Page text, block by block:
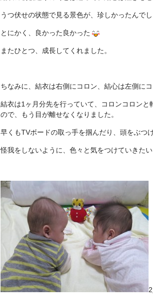
うつ伏せの状態で見る景色が、珍しかったんでし
とにかく、良かった良かった
またひとつ、成長してくれました。
ちなみに、結衣は右側にコロン、結心は左側に
結衣は1ヶ月分先を行っていて、コロンコロン
ので、もう目が離せなくなりました。
早くもTVボードの取っ手を掴んだり、頭をぶつ
怪我をしないように、色々と気をつけていきたい